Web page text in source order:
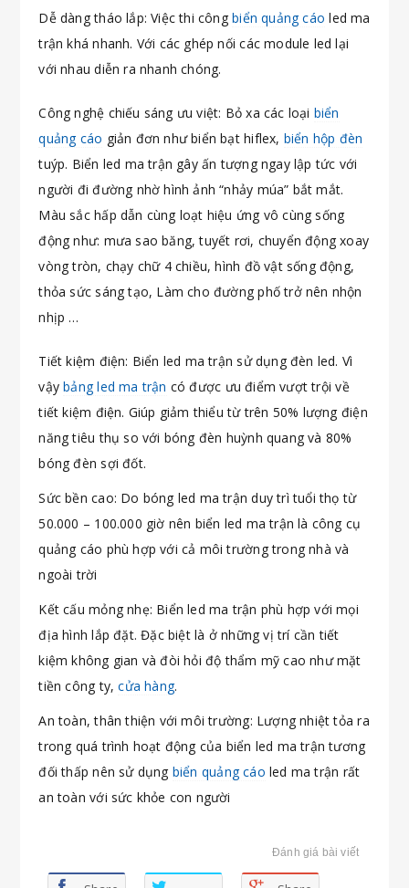
Dễ dàng tháo lắp: Việc thi côngbiển quảng cáo led ma
trận khá nhanh. Với các ghép nối các module led lại
với nhau diễn ra nhanh chóng.
Công nghệ chiếu sáng ưu việt: Bỏ xa các loại biển
quảng cáo giản đơn như biển bạt hiflex, biển hộp đèn
tuýp. Biển led ma trận gây ấn tượng ngay lập tức với
người đi đường nhờ hình ảnh “nhảy múa” bắt mắt.
Màu sắc hấp dẫn cùng loạt hiệu ứng vô cùng sống
động như: mưa sao băng, tuyết rơi, chuyển động xoay
vòng tròn, chạy chữ 4 chiều, hình đồ vật sống động,
thỏa sức sáng tạo, Làm cho đường phố trở nên nhộn
nhịp …
Tiết kiệm điện: Biển led ma trận sử dụng đèn led. Vì
vậybảng led ma trận có được ưu điểm vượt trội về
tiết kiệm điện. Giúp giảm thiểu từ trên 50% lượng điện
năng tiêu thụ so với bóng đèn huỳnh quang và 80%
bóng đèn sợi đốt.
Sức bền cao: Do bóng led ma trận duy trì tuổi thọ từ
50.000 – 100.000 giờ nên biển led ma trận là công cụ
quảng cáo phù hợp với cả môi trường trong nhà và
ngoài trời
Kết cấu mỏng nhẹ: Biển led ma trận phù hợp với mọi
địa hình lắp đặt. Đặc biệt là ở những vị trí cần tiết
kiệm không gian và đòi hỏi độ thẩm mỹ cao như mặt
tiền công ty,cửa hàng.
An toàn, thân thiện với môi trường: Lượng nhiệt tỏa ra
trong quá trình hoạt động của biển led ma trận tương
đối thấp nên sử dụng biển quảng cáo led ma trận rất
an toàn với sức khỏe con người
Đánh giá bài viết